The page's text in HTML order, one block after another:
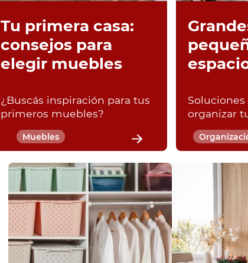
Tu primera casa:
consejos para
elegir muebles
¿Buscás inspiración para tus
primeros muebles?
Muebles
Soluciones
organizar